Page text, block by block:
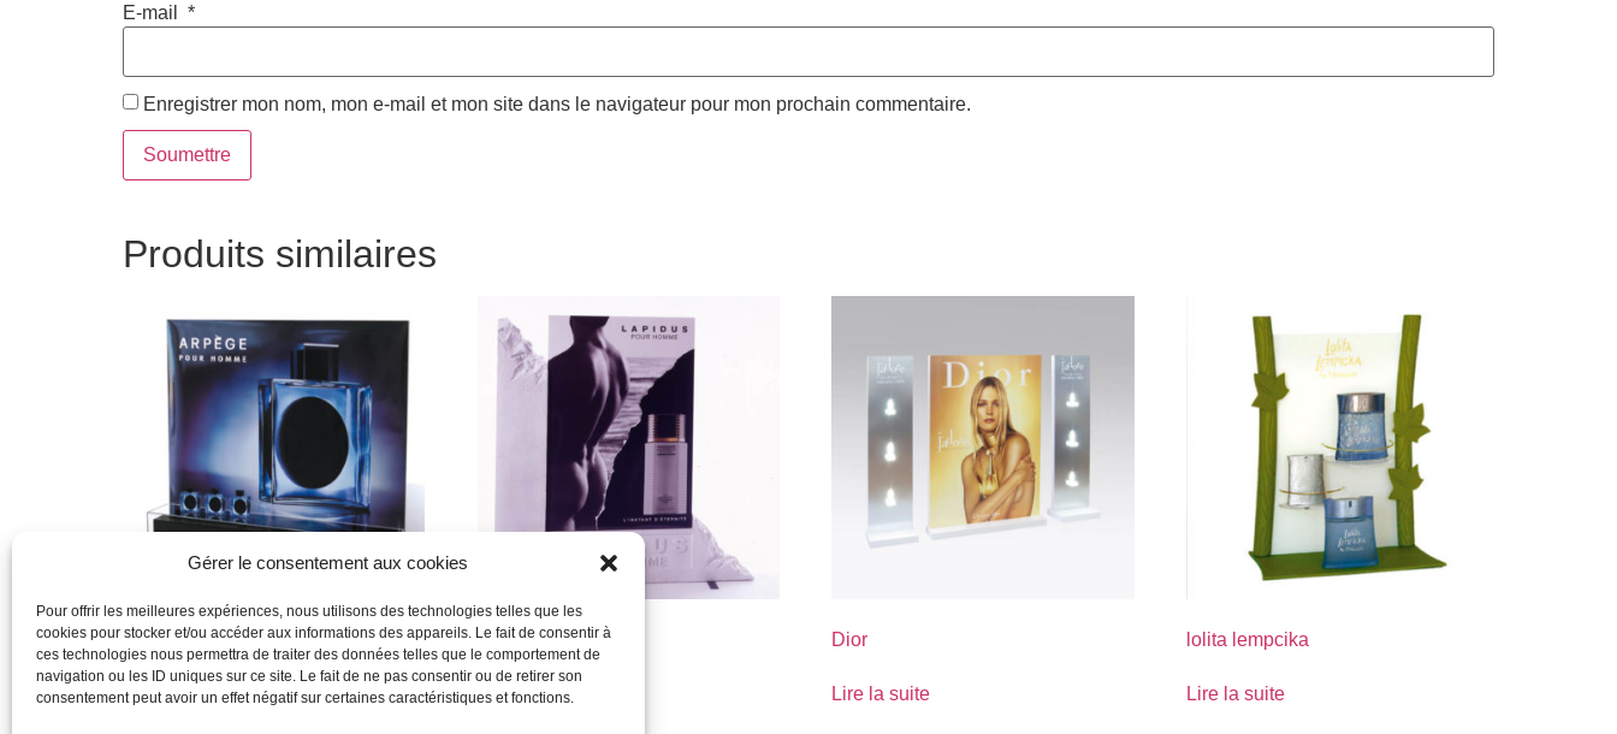
Gérer le consentement aux cookies
Pour offrir les meilleures expériences, nous utilisons des technologies telles que les
cookies pour stocker et/ou accéder aux informations des appareils. Le fait de consentir à
ces technologies nous permettra de traiter des données telles que le comportement de
navigation ou les ID uniques sur ce site. Le fait de ne pas consentir ou de retirer son
consentement peut avoir un effet négatif sur certaines caractéristiques et fonctions.
E-mail *
Enregistrer mon nom, mon e-mail et mon site dans le navigateur pour mon prochain commentaire.
Produits similaires
Lanvin
Lire la suite
lapidus
Lire la suite
Dior
Lire la suite
lolita lempcika
Lire la suite